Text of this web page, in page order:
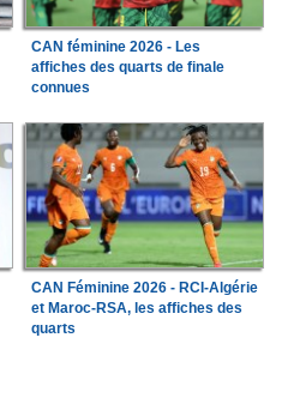
CAN féminine 2026 - Les
affiches des quarts de finale
connues
CAN Féminine 2026 - RCI-Algérie
et Maroc-RSA, les affiches des
quarts